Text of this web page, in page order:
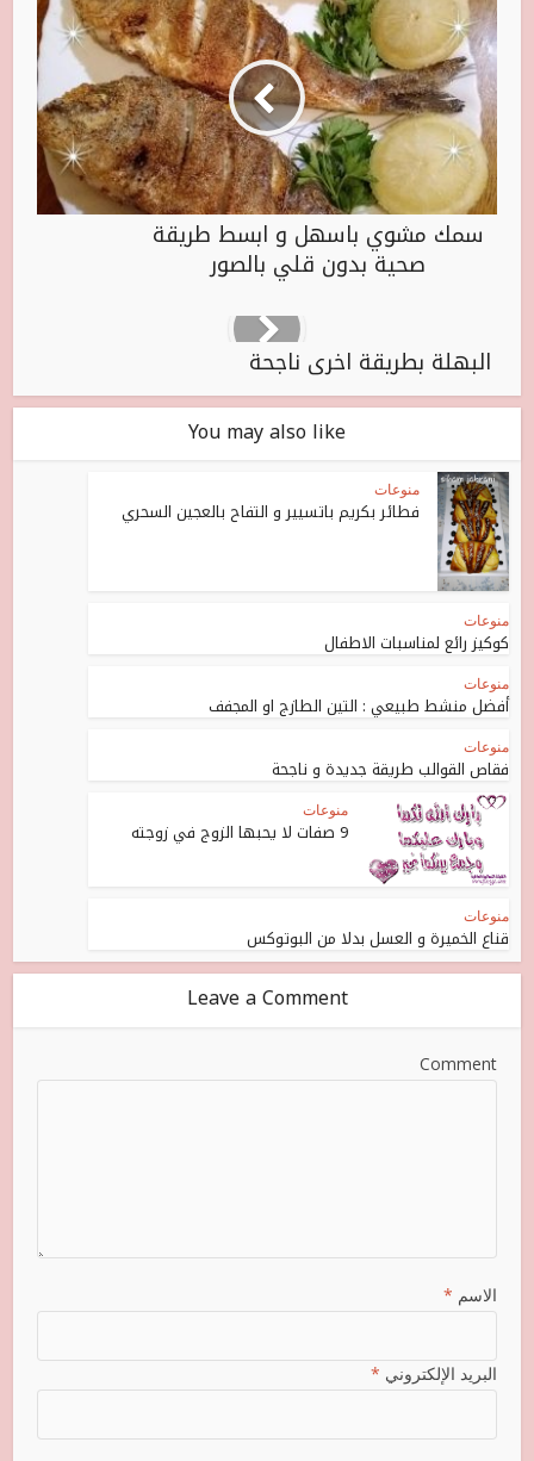
سمك مشوي باسهل و ابسط طريقة
صحية بدون قلي بالصور
البهلة بطريقة اخرى ناجحة
You may also like
منوعات
فطائر بكريم باتسيير و التفاح بالعجين السحري
منوعات
كوكيز رائع لمناسبات الاطفال
منوعات
أفضل منشط طبيعي : التين الطازج او المجفف
منوعات
فقاص القوالب طريقة جديدة و ناجحة
منوعات
9 صفات لا يحبها الزوج في زوجته
منوعات
قناع الخميرة و العسل بدلا من البوتوكس
Leave a Comment
Comment
الاسم *
البريد الإلكتروني *